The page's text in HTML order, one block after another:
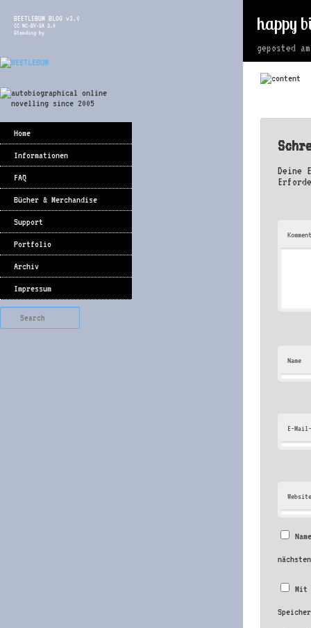
BEETLEBUM BLOG v3.0
CC NC-BY-SA 3.0
Standing by
Home
Informationen
FAQ
Bücher & Merchandise
Support
Portfolio
Archiv
Impressum
happy
geposted
Deine
Name
E-
Mit